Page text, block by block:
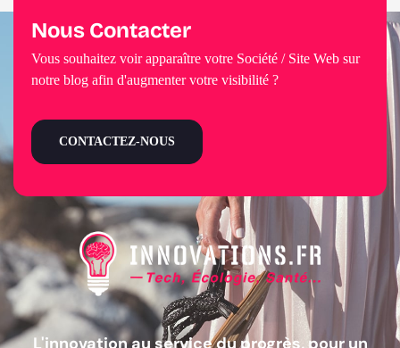
L'innovation au service du progrès, pour un
Nous Contacter
Vous souhaitez voir apparaître votre Société / Site Web sur
notre blog afin d'augmenter votre visibilité ?
CONTACTEZ-NOUS